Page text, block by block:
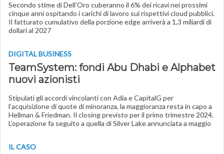
Secondo stime di Dell’Oro cuberanno il 6% dei ricavi nei prossimi
cinque anni ospitando i carichi di lavoro sui rispettivi cloud pubblici.
Il fatturato cumulativo della porzione edge arriverà a 1,3 miliardi di
dollari al 2027
DIGITAL BUSINESS
TeamSystem: fondi Abu Dhabi e Alphabet
nuovi azionisti
Stipulati gli accordi vincolanti con Adia e CapitalG per
l’acquisizione di quote di minoranza, la maggioranza resta in capo a
Hellman & Friedman. Il closing previsto per il primo trimestre 2024.
L’operazione fa seguito a quella di Silver Lake annunciata a maggio
IL CASO